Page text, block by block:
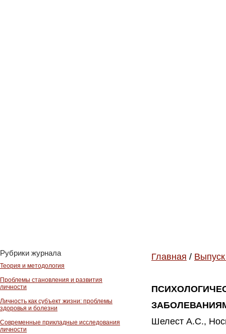
Рубрики журнала
Теория и методология
Проблемы становления и развития
личности
Личность как субъект жизни: проблемы
здоровья и болезни
Современные прикладные исследования
личности
Главная /
Шелест А.С.,